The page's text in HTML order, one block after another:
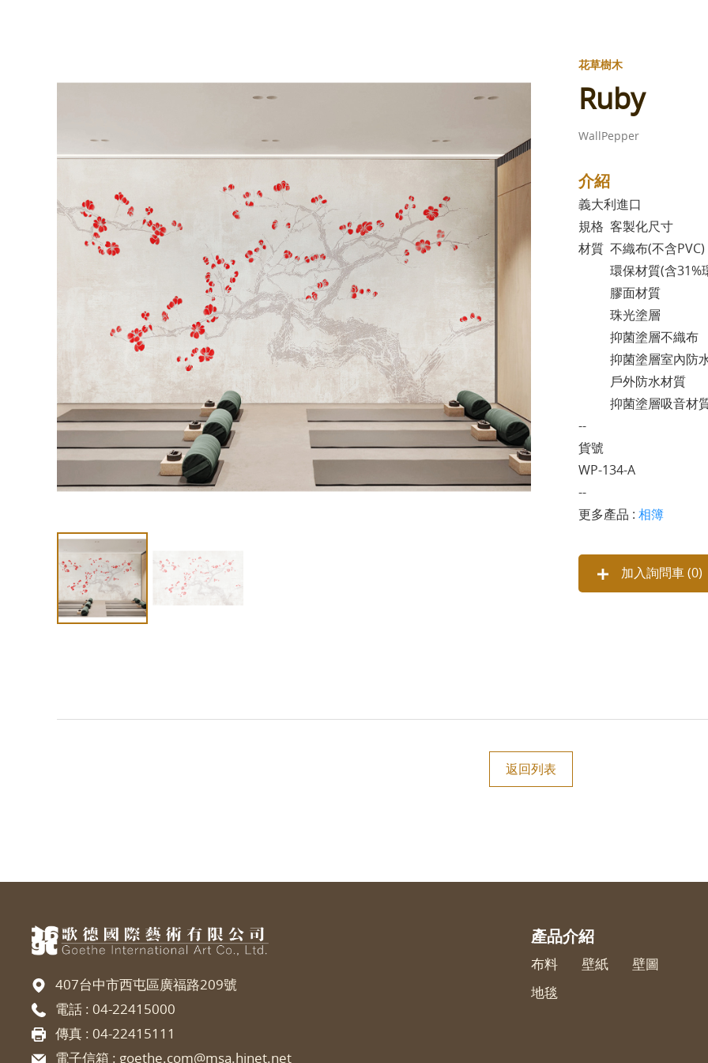
花草樹木
Ruby
WallPepper
介紹
義大利進口
規格 客製化尺寸
材質 不織布(不含PVC)
環保材質(含31%
膠面材質
珠光塗層
抑菌塗層不織布
抑菌塗層室內防
戶外防水材質
抑菌塗層吸音材
--
貨號
WP-134-A
--
更多產品 : 相簿
加入詢問車 (0)
返回列表
產品介紹
布料 壁紙
壁圖
地毯
407台中市西屯區廣福路209號
電話 : 04-22415000
傳真 : 04-22415111
電子信箱 : goethe.com@msa.hinet.net